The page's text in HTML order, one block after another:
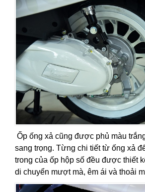
Ốp ống xả cũng được phủ màu
sang trọng. Từng chi tiết từ ống xả
trong của ốp hộp số đều được thiết
di chuyển mượt mà, êm ái và thoải